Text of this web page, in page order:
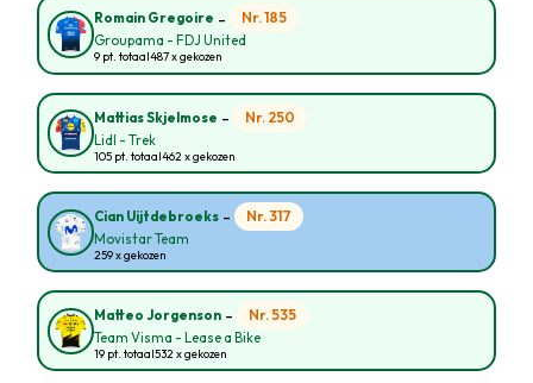
Romain Gregoire - Nr. 185
Groupama - FDJ United
9 pt. totaal487 x gekozen
Mattias Skjelmose - Nr. 250
Lidl - Trek
105 pt. totaal462 x gekozen
Cian Uijtdebroeks - Nr. 317
Movistar Team
259 x gekozen
Matteo Jorgenson - Nr. 535
Team Visma - Lease a Bike
19 pt. totaal532 x gekozen